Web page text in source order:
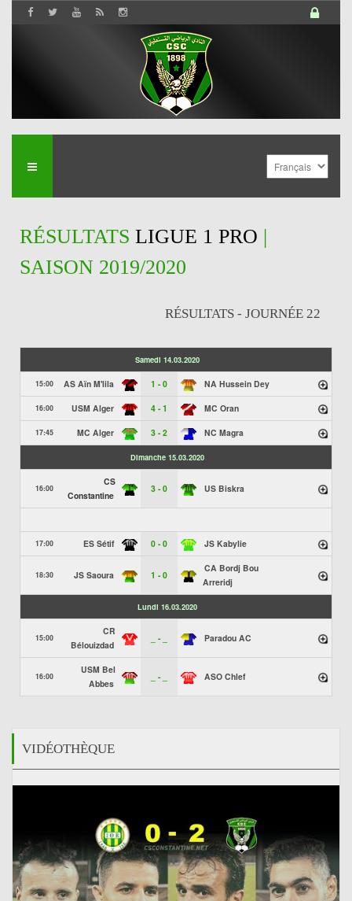
RÉSULTATS LIGUE 1 PRO |
SAISON 2019/2020
RÉSULTATS - JOURNÉE 22
Samedi 14.03.2020
15:00 AS Aïn M'lila 1 - 0 NA Hussein Dey
16:00 USM Alger 4 - 1 MC Oran
17:45 MC Alger 3 - 2 NC Magra
Dimanche 15.03.2020
16:00
CS
Constantine
3 - 0 US Biskra
17:00 ES Sétif 0 - 0 JS Kabylie
18:30 JS Saoura 1 - 0
CA Bordj Bou
Arreridj
Lundi 16.03.2020
15:00
CR
Bélouizdad
_ - _ Paradou AC
16:00
USM Bel
Abbes
_ - _ ASO Chlef
VIDÉOTHÈQUE